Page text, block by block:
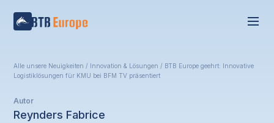
Alle unsere Neuigkeiten / Innovation & Lösungen / BTB Europe geehrt: Innovative
Logistiklösungen für KMU bei BFM TV präsentiert
Autor
Reynders Fabrice